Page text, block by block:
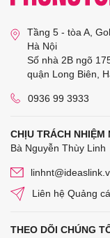
Tầng 5 - tòa A,
Hà Nội
Số nhà 2B ngõ
quận Long Biên,
0936 99 3933
CHỊU TRÁCH NHIỆM
Bà Nguyễn Thùy Linh
Liên hệ Quảng
THEO DÕI CHÚNG